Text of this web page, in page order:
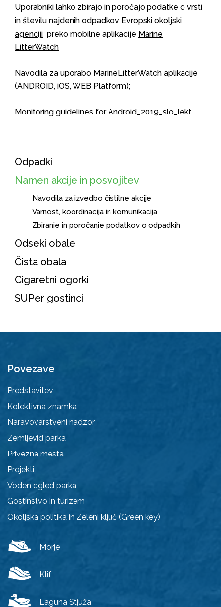
Uporabniki lahko zbirajo in poročajo podatke o vrsti
in številu najdenih odpadkov Evropski okoljski
agenciji preko mobilne aplikacije Marine
LitterWatch
Navodila za uporabo MarineLitterWatch aplikacije
(ANDROID, iOS, WEB Platform);
Monitoring guidelines for Android_2019_slo_lekt
Odpadki
Namen akcije in posvojitev
Navodila za izvedbo čistilne akcije
Varnost, koordinacija in komunikacija
Zbiranje in poročanje podatkov o odpadkih
Odseki obale
Čista obala
Cigaretni ogorki
SUPer gostinci
Povezave
Predstavitev
Kolektivna znamka
Naravovarstveni nadzor
Zemljevid parka
Privezna mesta
Projekti
Voden ogled parka
Gostinstvo in turizem
Okoljska politika in Zeleni ključ (Green key)
Morje
Klif
Laguna Stjuža